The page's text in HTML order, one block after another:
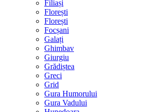
Filiași
Florești
Florești
Focșani
Galați
Ghimbav
Giurgiu
Grădiștea
Greci
Grid
Gura Humorului
Gura Vadului